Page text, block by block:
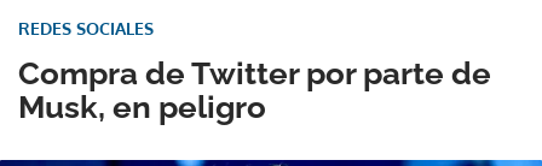
Compra de Twitter por parte de
Musk, en peligro
REDES SOCIALES